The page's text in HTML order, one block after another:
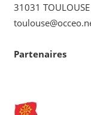
31031 TOULOUSE
Partenaires